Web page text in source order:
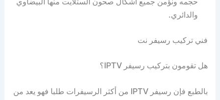
والدائري.
فني تركيب رسيفر نت
هل تقومون بتركيب رسيفر IPTV؟
بالطبع فإن رسيفر IPTV من أكثر الرسيفرات طلبا فهو يعد من